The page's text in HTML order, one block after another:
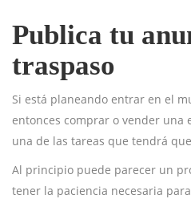
Publica tu
traspaso
Si está planeando entrar en el
entonces comprar o vender una
una de las tareas que tendrá
Al principio puede parecer un
tener la paciencia necesaria